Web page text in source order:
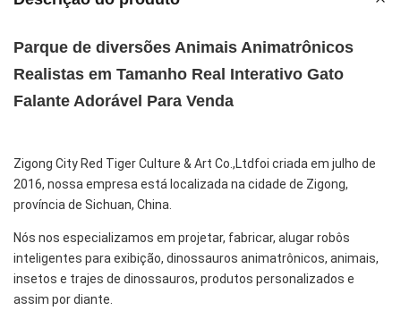
Parque de diversões Animais Animatrônicos
Realistas em Tamanho Real Interativo Gato
Falante Adorável Para Venda
Zigong City Red Tiger Culture & Art Co.,Ltdfoi criada em julho de
2016, nossa empresa está localizada na cidade de Zigong,
província de Sichuan, China.
Nós nos especializamos em projetar, fabricar, alugar robôs
inteligentes para exibição, dinossauros animatrônicos, animais,
insetos e trajes de dinossauros, produtos personalizados e
assim por diante.